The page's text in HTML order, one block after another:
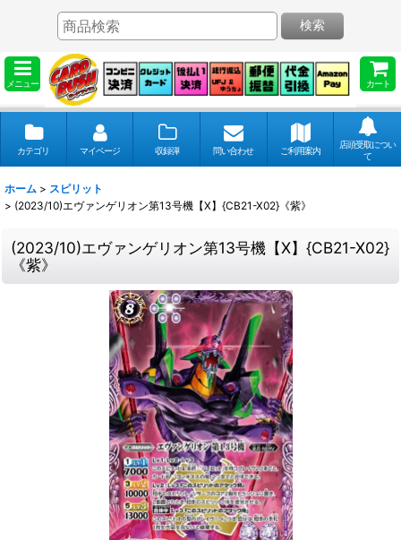
メニュー カート
検索
カテゴリ マイページ 収録弾 問い合わせ ご利用案内
店頭受取につい
て
ホーム > スピリット
> (2023/10)エヴァンゲリオン第13号機【X】{CB21-X02}《紫》
(2023/10)エヴァンゲリオン第13号機【X】{CB21-X02}
《紫》